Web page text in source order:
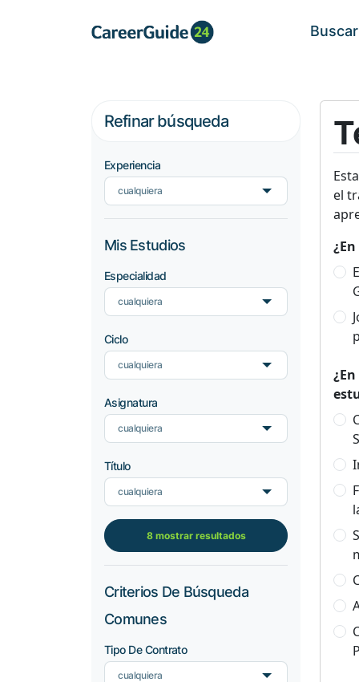
Buscar
Refinar búsqueda
Experiencia
cualquiera
Mis Estudios
Especialidad
cualquiera
Ciclo
cualquiera
Asignatura
cualquiera
Título
cualquiera
8 mostrar resultados
Criterios De Búsqueda
Comunes
Tipo De Contrato
cualquiera
el